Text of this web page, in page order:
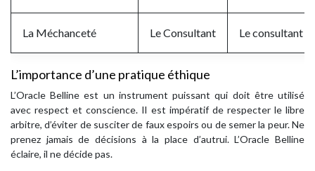
La Méchanceté Le Consultant Le consultant
L’importance d’une pratique éthique
L’Oracle Belline est un instrument puissant qui doit être utilisé
avec respect et conscience. Il est impératif de respecter le libre
arbitre, d’éviter de susciter de faux espoirs ou de semer la peur. Ne
prenez jamais de décisions à la place d’autrui. L’Oracle Belline
éclaire, il ne décide pas.